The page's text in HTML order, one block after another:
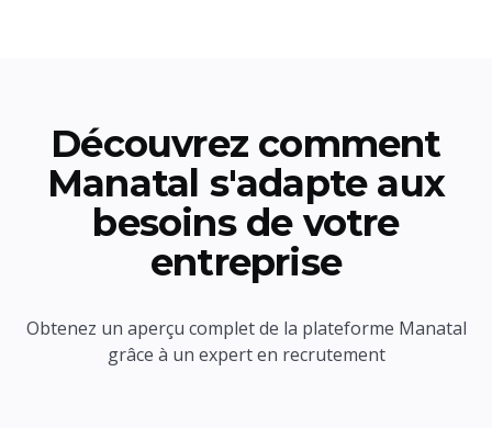
Découvrez comment
Manatal s'adapte aux
besoins de votre
entreprise
Obtenez un aperçu complet de la plateforme Manatal
grâce à un expert en recrutement